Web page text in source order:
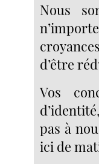
Nous
d’être
Vos
pas à
ici de